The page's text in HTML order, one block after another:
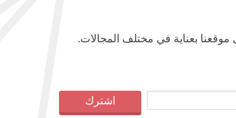
بعناية في مختلف المجالات.
اشترك